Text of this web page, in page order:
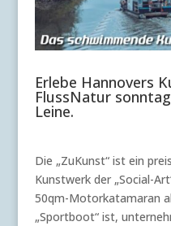
Erlebe Hannovers
FlussNatur
Leine.
Die „ZuKunst“ ist ein
Kunstwerk der „Social-
50qm-Motorkatamaran
„Sportboot“ ist,